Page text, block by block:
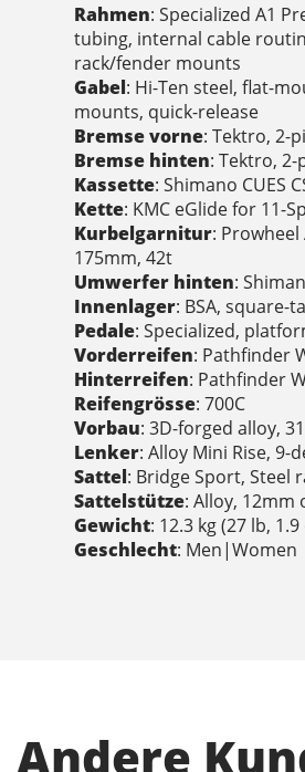
Rahmen: Specialized A1
tubing, internal cable
rack/fender mounts
Gabel: Hi-Ten steel, flat-
mounts, quick-release
Bremse vorne: Tektro, 2-
Bremse hinten: Tektro,
Kassette: Shimano CUES
Kette: KMC eGlide for 11-
Kurbelgarnitur: Prowheel
175mm, 42t
Umwerfer hinten:
Innenlager: BSA, square-
Pedale: Specialized,
Vorderreifen: Pathfinder
Hinterreifen: Pathfinder
Reifengrösse: 700C
Vorbau: 3D-forged alloy,
Lenker: Alloy Mini Rise, 9-
Sattel: Bridge Sport, Steel
Sattelstütze: Alloy, 12mm
Gewicht: 12.3 kg (27 lb, 1.9
Geschlecht: Men|Women
Andere